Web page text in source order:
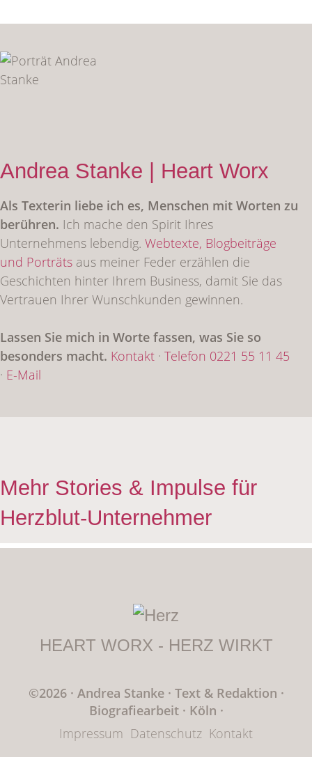
Andrea Stanke | Heart Worx
Als Texterin liebe ich es, Menschen mit Worten zu
berühren. Ich mache den Spirit Ihres
Unternehmens lebendig. Webtexte, Blogbeiträge
und Porträts aus meiner Feder erzählen die
Geschichten hinter Ihrem Business, damit Sie das
Vertrauen Ihrer Wunschkunden gewinnen.
Lassen Sie mich in Worte fassen, was Sie so
besonders macht. Kontakt · Telefon 0221 55 11 45
· E-Mail
Mehr Stories & Impulse für
Herzblut-Unternehmer
HEART WORX - HERZ WIRKT
©2026 · Andrea Stanke· Text & Redaktion ·
Biografiearbeit · Köln ·
Impressum Datenschutz Kontakt